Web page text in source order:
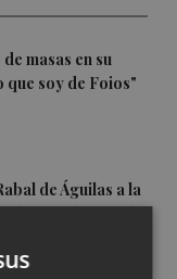
masas en su
que soy de Foios"
de Águilas a la
la voz y la mirada